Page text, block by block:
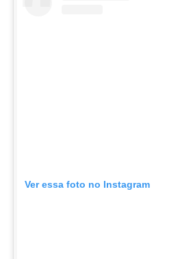
Ver essa foto no Instagram